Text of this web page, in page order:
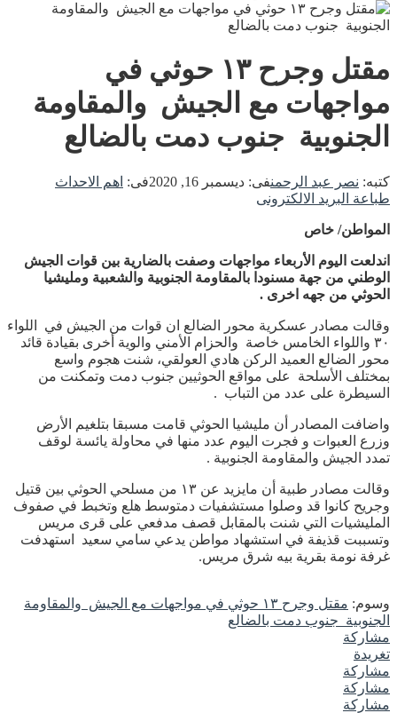
مقتل وجرح ١٣ حوثي في
مواجهات مع الجيش والمقاومة
الجنوبية جنوب دمت بالضالع
كتبه: نصر عبد الرحمنفى: ديسمبر 16, 2020 فى: اهم الاحداث
طباعة البريد الالكترونى
المواطن/ خاص
اندلعت اليوم الأربعاء مواجهات وصفت بالضارية بين قوات الجيش
الوطني من جهة مسنودا بالمقاومة الجنوبية والشعبية ومليشيا
الحوثي من جهه اخرى .
وقالت مصادر عسكرية محور الضالع ان قوات من الجيش في اللواء
٣٠ واللواء الخامس خاصة والحزام الأمني والوية أخرى بقيادة قائد
محور الضالع العميد الركن هادي العولقي، شنت هجوم واسع
بمختلف الأسلحة على مواقع الحوثيين جنوب دمت وتمكنت من
السيطرة على عدد من التباب .
واضافت المصادر أن مليشيا الحوثي قامت مسبقا بتلغيم الأرض
وزرع العبوات و فجرت اليوم عدد منها في محاولة يائسة لوقف
تمدد الجيش والمقاومة الجنوبية .
وقالت مصادر طبية أن مايزيد عن ١٣ من مسلحي الحوثي بين قتيل
وجريح كانوا قد وصلوا مستشفيات دمتوسط هلع وتخبط في صفوف
المليشيات التي شنت بالمقابل قصف مدفعي على قرى مريس
وتسببت قذيفة في استشهاد مواطن يدعي سامي سعيد استهدفت
غرفة نومة بقرية بيه شرق مريس.
وسوم:
مقتل وجرح ١٣ حوثي في مواجهات مع الجيش والمقاومة
الجنوبية جنوب دمت بالضالع
مشاركة
تغريدة
مشاركة
مشاركة
مشاركة